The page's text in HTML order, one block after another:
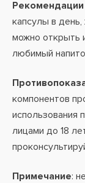
капсулы в
можно открыть
любимый
компонентов
использования
лицами до 18
Примечание: